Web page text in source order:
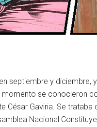
septiembre y diciembre,
momento se conocieron
César Gaviria. Se
Nacional